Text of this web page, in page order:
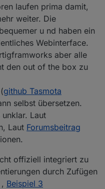
laufen prima damit,
weiter. Die
u nd haben ein
Webinterface.
aber alle
den out of the box zu
github Tasmota
selbst übersetzen.
unklar. Laut
Laut Forumsbeitrag
offiziell integriert zu
durch Zufügen
, Beispiel 3